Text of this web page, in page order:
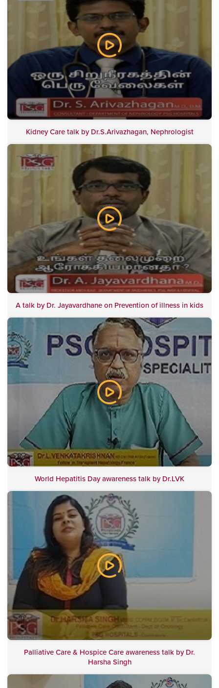
Kidney Care talk by Dr.S.Arivazhagan, Nephrologist
A talk by Dr. Jayavardhane on Prevention of illness in kids
World Hepatitis Day awareness talk by Dr.LVK
Palliative Care & Hospice Care awareness talk by Dr.
Harsha Singh